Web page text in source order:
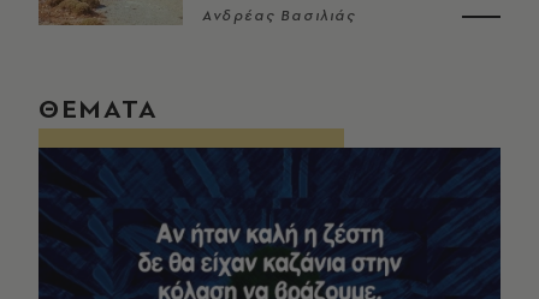
Ανδρέας Βασιλιάς
ΘΕΜΑΤΑ